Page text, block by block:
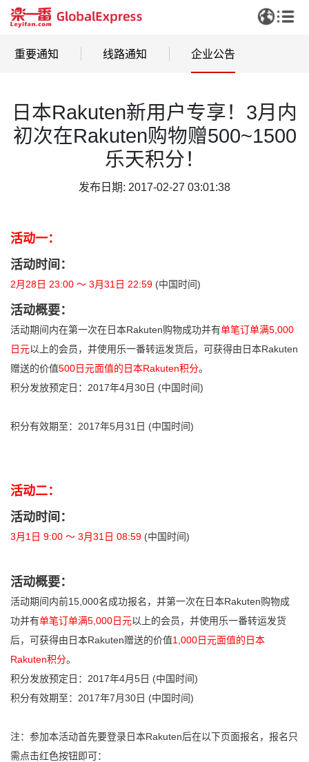
重要通知 线路通知 企业公告
日本Rakuten新用户专享！3月内
初次在Rakuten购物赠500~1500
乐天积分！
发布日期: 2017-02-27 03:01:38
活动一：
活动时间：
2月28日 23:00 〜 3月31日 22:59 (中国时间)
活动概要：
活动期间内在第一次在日本Rakuten购物成功并有单笔订单满5,000
日元以上的会员，并使用乐一番转运发货后，可获得由日本Rakuten
赠送的价值500日元面值的日本Rakuten积分。
积分发放预定日：2017年4月30日 (中国时间)
积分有效期至：2017年5月31日 (中国时间)
活动二：
活动时间：
3月1日 9:00 〜 3月31日 08:59 (中国时间)
活动概要：
活动期间内前15,000名成功报名，并第一次在日本Rakuten购物成
功并有单笔订单满5,000日元以上的会员，并使用乐一番转运发货
后，可获得由日本Rakuten赠送的价值1,000日元面值的日本
Rakuten积分。
积分发放预定日：2017年4月5日 (中国时间)
积分有效期至：2017年7月30日 (中国时间)
注：参加本活动首先要登录日本Rakuten后在以下页面报名，报名只
需点击红色按钮即可：